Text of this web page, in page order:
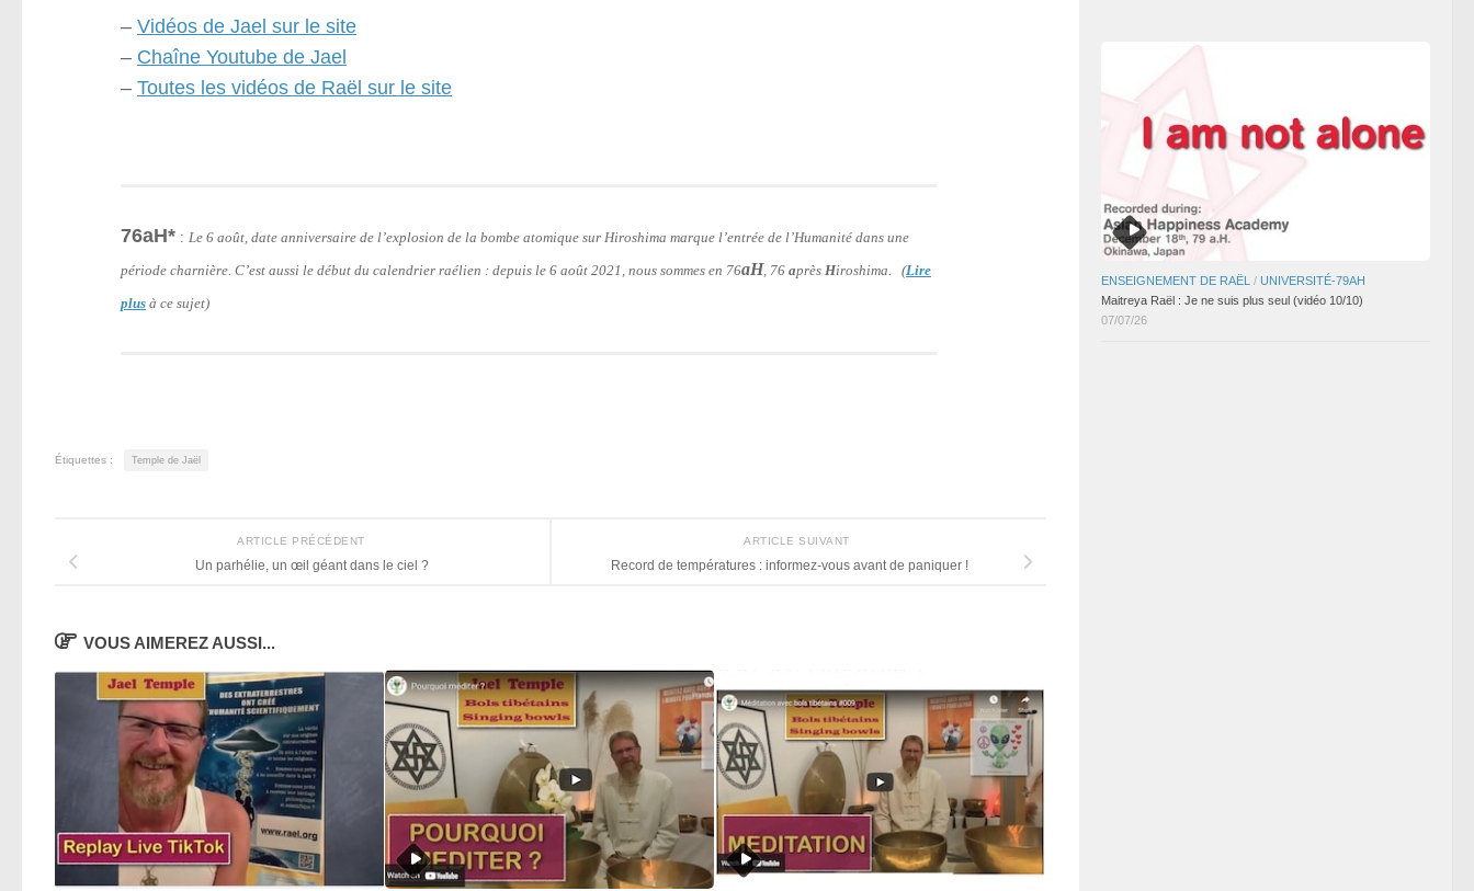
– Vidéos de Jael sur le site
– Chaîne Youtube de Jael
– Toutes les vidéos de Raël sur le site
76aH* : Le 6 août, date anniversaire de l’explosion de la bombe atomique sur Hiroshima marque l’entrée de l’Humanité dans une
période charnière. C’est aussi le début du calendrier raélien : depuis le 6 août 2021, nous sommes en 76aH , 76 après Hiroshima. (Lire
plus à ce sujet)
Étiquettes : Temple de Jaël
ARTICLE SUIVANT
Record de températures : informez-vous avant de paniquer !
ARTICLE PRÉCÉDENT
Un parhélie, un œil géant dans le ciel ?
VOUS AIMEREZ AUSSI...
ENSEIGNEMENT DE RAËL / UNIVERSITÉ-79AH
Maitreya Raël : Je ne suis plus seul (vidéo 10/10)
07/07/26